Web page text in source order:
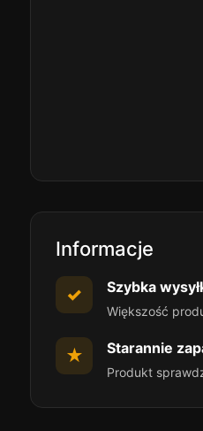
Informacje
✓ Szybka
Większość
★ Starannie
Produkt